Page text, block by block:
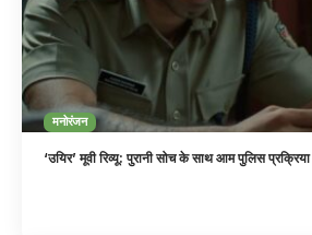
मनोरंजन
‘उयिर’ मूवी रिव्यू: पुरानी सोच के साथ आम पुलिस प्रक्रिया